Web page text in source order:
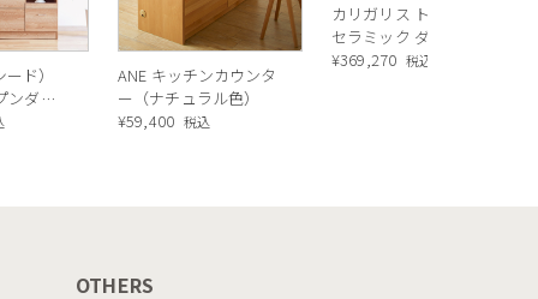
ド）
ンダイ
チュラ
ANE キッチンカウンタ
ー（ナチュラル色）
¥59,400 税込
カリガリス トウキョウ
セラミック ダイニング
テーブル ／ Calligaris
¥369,270 税込
OTHERS